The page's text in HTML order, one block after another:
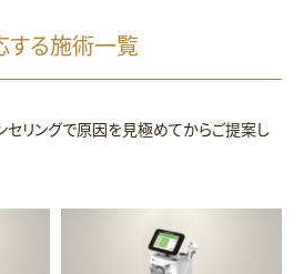
する施術一覧
リングで原因を見極めてからご提案し